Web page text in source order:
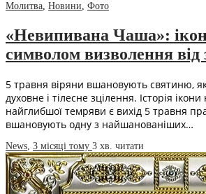
Молитва, Новини, Фото
«Невипивана Чаша»:
символом визволення від
5 травня віряни вшановують святиню,
духовне і тілесне зцілення. Історія ікони
найглибшої темряви є вихід 5 травня
вшановують одну з найшанованіших…
News, 3 місяці тому 3 хв. читати